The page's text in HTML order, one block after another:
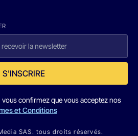
S'INSCRIRE
confirmez que vous acceptez nos
et Conditions
SAS. tous droits réservés.